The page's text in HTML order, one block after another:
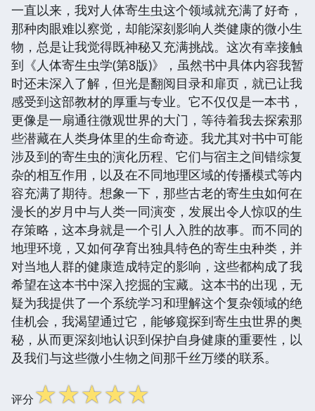
一直以来，我对人体寄生虫这个领域就充满了好奇，
那种肉眼难以察觉，却能深刻影响人类健康的微小生
物，总是让我觉得既神秘又充满挑战。这次有幸接触
到《人体寄生虫学(第8版)》，虽然书中具体内容我暂
时还未深入了解，但光是翻阅目录和扉页，就已让我
感受到这部教材的厚重与专业。它不仅仅是一本书，
更像是一扇通往微观世界的大门，等待着我去探索那
些潜藏在人类身体里的生命奇迹。我尤其对书中可能
涉及到的寄生虫的演化历程、它们与宿主之间错综复
杂的相互作用，以及在不同地理区域的传播模式等内
容充满了期待。想象一下，那些古老的寄生虫如何在
漫长的岁月中与人类一同演变，发展出令人惊叹的生
存策略，这本身就是一个引人入胜的故事。而不同的
地理环境，又如何孕育出独具特色的寄生虫种类，并
对当地人群的健康造成特定的影响，这些都构成了我
希望在这本书中深入挖掘的宝藏。这本书的出现，无
疑为我提供了一个系统学习和理解这个复杂领域的绝
佳机会，我渴望通过它，能够窥探到寄生虫世界的奥
秘，从而更深刻地认识到保护自身健康的重要性，以
及我们与这些微小生物之间那千丝万缕的联系。
评分☆☆☆☆☆